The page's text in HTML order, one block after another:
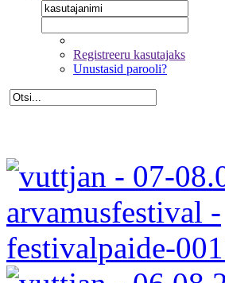
Registreeru kasutajaks
Unustasid parooli?